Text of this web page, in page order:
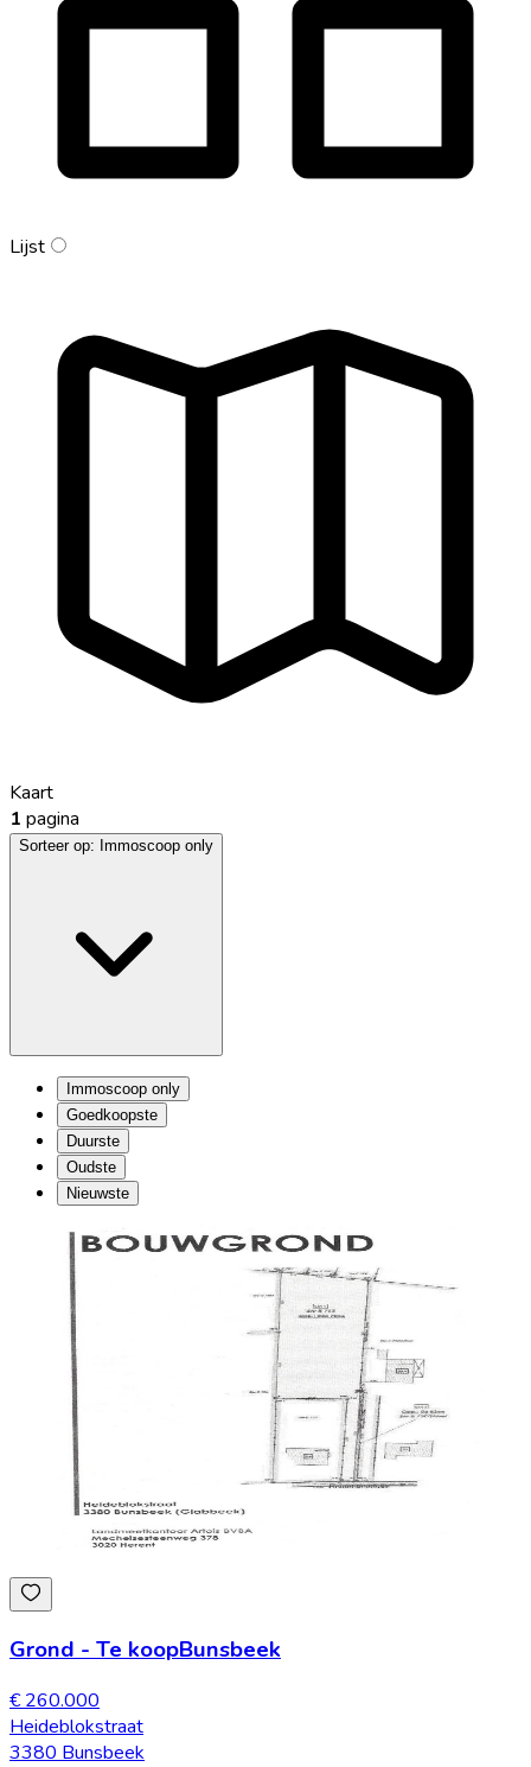
Lijst
Kaart
1 pagina
Sorteer op: Immoscoop only
Immoscoop only
Goedkoopste
Duurste
Oudste
Nieuwste
Grond - Te koopBunsbeek
€ 260.000
Heideblokstraat
3380 Bunsbeek